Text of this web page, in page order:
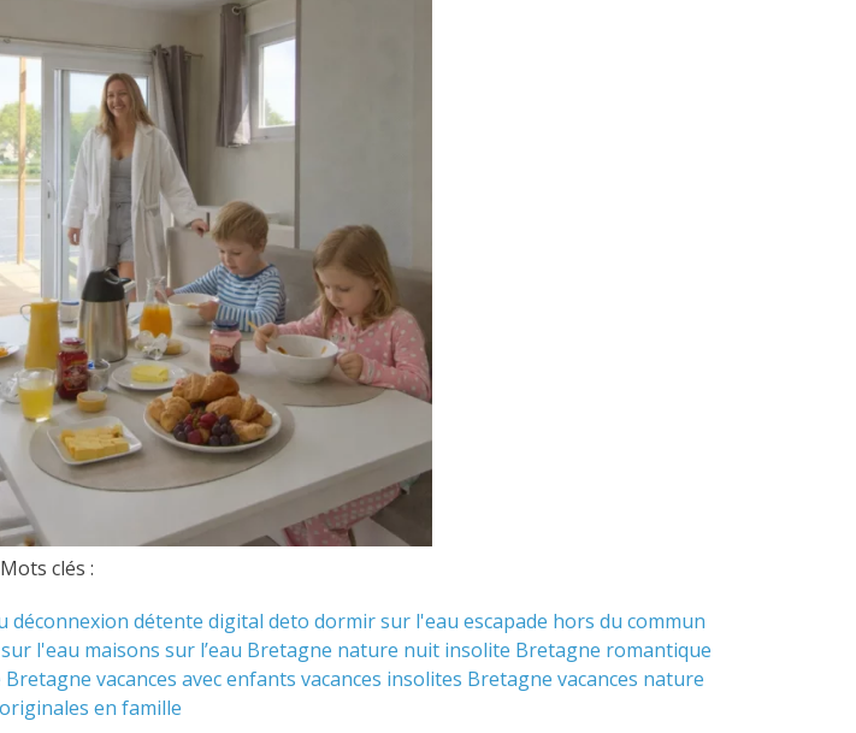
Mots clés :
déconnexion détente digital deto dormir sur l'eau escapade hors du commun
l'eau maisons sur l’eau Bretagne nature nuit insolite Bretagne romantique
vacances avec enfants vacances insolites Bretagne vacances nature
en famille